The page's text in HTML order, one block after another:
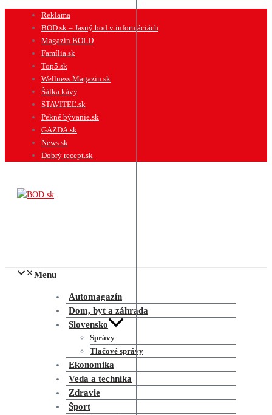
Preskočiť
Reklama
BOD.sk – Jasný bod v informáciách
Magazín BOLD
Família.sk
Top5.sk
Wellness Magazin.sk
Šálka kávy
STAVITEĽ.sk
Pekné bývanie.sk
GAZDA.sk
News.sk
Dobrý recept.sk
Menu
Automagazín
Dom, byt a záhrada
Slovensko
Správy
Tlačové správy
Ekonomika
Veda a technika
Zdravie
Šport